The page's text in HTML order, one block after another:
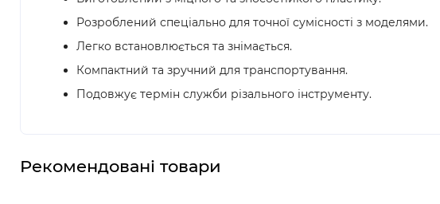
Розроблений спеціально для точної сумісності з моделями.
Легко встановлюється та знімається.
Компактний та зручний для транспортування.
Подовжує термін служби різального інструменту.
Рекомендовані товари